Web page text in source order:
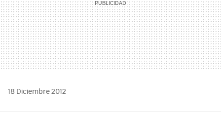
18 Diciembre 2012